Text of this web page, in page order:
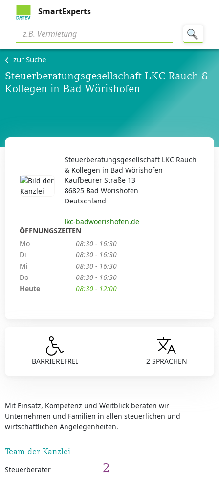
SmartExperts
zur Suche
Steuerberatungsgesellschaft LKC Rauch &
Kollegen in Bad Wörishofen
BARRIEREFREI 2 SPRACHEN
Mit Einsatz, Kompetenz und Weitblick beraten wir
Unternehmen und Familien in allen steuerlichen und
wirtschaftlichen Angelegenheiten.
Team der Kanzlei
Steuerberater 2
Steuerberatungsgesellschaft LKC Rauch
& Kollegen in Bad Wörishofen
Kaufbeurer Straße 13
86825 Bad Wörishofen
Deutschland
lkc-badwoerishofen.de
ÖFFNUNGSZEITEN
Mo
08:30 - 16:30
Di
08:30 - 16:30
Mi
08:30 - 16:30
Do
08:30 - 16:30
Heute
08:30 - 12:00